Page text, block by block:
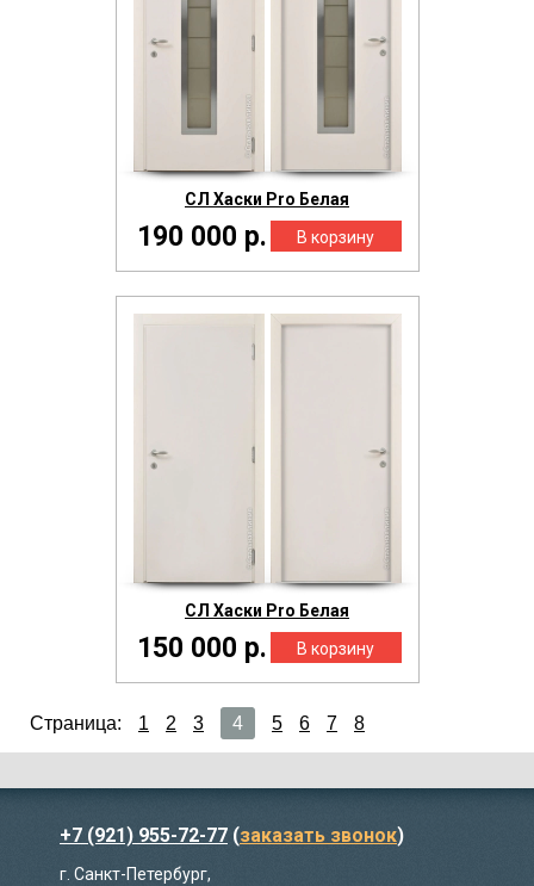
СЛ Хаски Pro Белая
190 000 р.
СЛ Хаски Pro Белая
150 000 р.
Страница: 1 2 3 4 5 6 7 8
+7 (921) 955-72-77 (заказать звонок)
г. Санкт-Петербург,